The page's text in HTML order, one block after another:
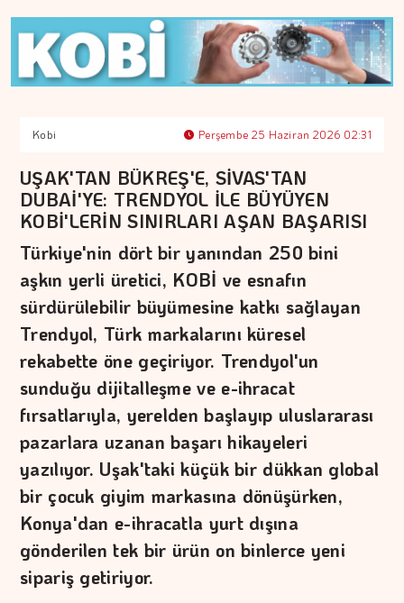
Kobi Perşembe 25 Haziran 2026 02:31
UŞAK'TAN BÜKREŞ'E, SİVAS'TAN
DUBAİ'YE: TRENDYOL İLE BÜYÜYEN
KOBİ'LERİN SINIRLARI AŞAN BAŞARISI
Türkiye'nin dört bir yanından 250 bini
aşkın yerli üretici, KOBİ ve esnafın
sürdürülebilir büyümesine katkı sağlayan
Trendyol, Türk markalarını küresel
rekabette öne geçiriyor. Trendyol'un
sunduğu dijitalleşme ve e-ihracat
fırsatlarıyla, yerelden başlayıp uluslararası
pazarlara uzanan başarı hikayeleri
yazılıyor. Uşak'taki küçük bir dükkan global
bir çocuk giyim markasına dönüşürken,
Konya'dan e-ihracatla yurt dışına
gönderilen tek bir ürün on binlerce yeni
sipariş getiriyor.